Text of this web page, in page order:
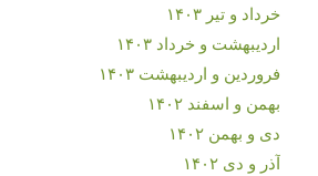
خرداد و تیر ۱۴۰۳
اردیبهشت و خرداد ۱۴۰۳
فروردین و اردیبهشت ۱۴۰۳
بهمن و اسفند ۱۴۰۲
دی و بهمن ۱۴۰۲
آذر و دی ۱۴۰۲